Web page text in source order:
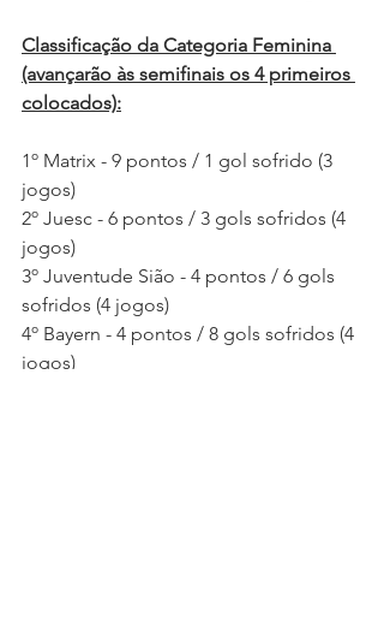
Classificação da Categoria Feminina
(avançarão às semifinais os 4 primeiros
colocados):
1º Matrix - 9 pontos / 1 gol sofrido (3
jogos)
2º Juesc - 6 pontos / 3 gols sofridos (4
jogos)
3º Juventude Sião - 4 pontos / 6 gols
sofridos (4 jogos)
4º Bayern - 4 pontos / 8 gols sofridos (4
jogos)